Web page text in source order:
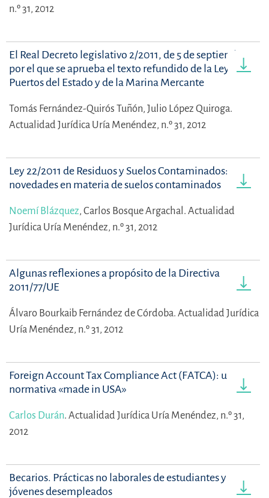
n.º 31, 2012
El Real Decreto legislativo 2/2011, de 5 de septiembre,
por el que se aprueba el texto refundido de la Ley de
Puertos del Estado y de la Marina Mercante
Tomás Fernández-Quirós Tuñón, Julio López Quiroga.
Actualidad Jurídica Uría Menéndez, n.º 31, 2012
Ley 22/2011 de Residuos y Suelos Contaminados:
novedades en materia de suelos contaminados
Noemí Blázquez, Carlos Bosque Argachal. Actualidad
Jurídica Uría Menéndez, n.º 31, 2012
Algunas reflexiones a propósito de la Directiva
2011/77/UE
Álvaro Bourkaib Fernández de Córdoba. Actualidad Jurídica
Uría Menéndez, n.º 31, 2012
Foreign Account Tax Compliance Act (FATCA): una
normativa «made in USA»
Carlos Durán. Actualidad Jurídica Uría Menéndez, n.º 31,
2012
Becarios. Prácticas no laborales de estudiantes y
jóvenes desempleados